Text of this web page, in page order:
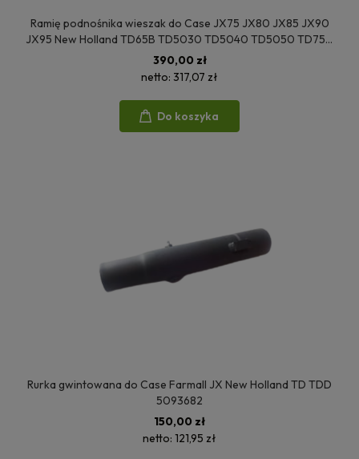
Ramię podnośnika wieszak do Case JX75 JX80 JX85 JX90
JX95 New Holland TD65B TD5030 TD5040 TD5050 TD75D
TD800 TD90D 5093190
390,00 zł
netto: 317,07 zł
Do koszyka
Rurka gwintowana do Case Farmall JX New Holland TD TDD
5093682
150,00 zł
netto: 121,95 zł